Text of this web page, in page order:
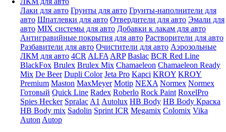
Лаки для авто Грунты для авто Грунты-наполнители для
авто Шпатлевки для авто Отвердители для авто Эмали для
авто MIX системы для авто Добавки к лакам для авто
Антигравийные покрытия для авто Растворители для авто
Разбавители для авто Очистители для авто Аэрозольные
ЛКМ для авто 4CR ALFA ARP Baslac BCR Red Line
BlackFox Brulex Brulex Mix Chamaeleon Chamaeleon Ready
Mix De Beer Dupli Color Jeta Pro Kapci KROY KROY
Premium Maston MaxMeyer Motip NEXA Normex Normex
Готовый Quick Line Radex Roberlo Rock Paint RoxelPro
Spies Hecker Spralac A1 Autolux HB Body HB Body Краска
HB Body mix Sadolin Sprint ICR Megamix Colomix Vika
Auton Autop